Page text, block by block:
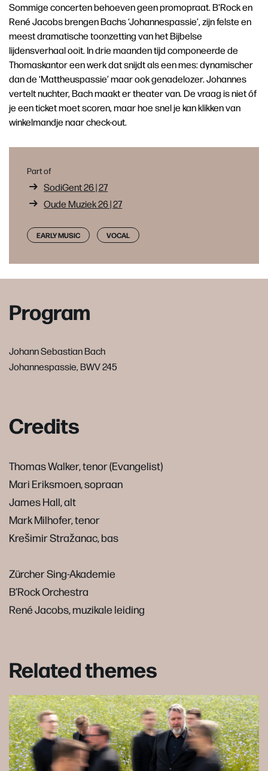
Sommige concerten behoeven geen promopraat. B'Rock en
René Jacobs brengen Bachs ‘Johannespassie’, zijn felste en
meest dramatische toonzetting van het Bijbelse
lijdensverhaal ooit. In drie maanden tijd componeerde de
Thomaskantor een werk dat snijdt als een mes: dynamischer
dan de ‘Mattheuspassie’ maar ook genadelozer. Johannes
vertelt nuchter, Bach maakt er theater van. De vraag is niet óf
je een ticket moet scoren, maar hoe snel je kan klikken van
winkelmandje naar check-out.
Part of
SodiGent 26 | 27
Oude Muziek 26 | 27
EARLY MUSIC VOCAL
Program
Johann Sebastian Bach
Johannespassie, BWV 245
Credits
Thomas Walker, tenor (Evangelist)
Mari Eriksmoen, sopraan
James Hall, alt
Mark Milhofer, tenor
Krešimir Stražanac, bas
Zürcher Sing-Akademie
B’Rock Orchestra
René Jacobs, muzikale leiding
Related themes